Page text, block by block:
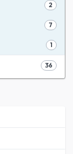
2
7
1
36